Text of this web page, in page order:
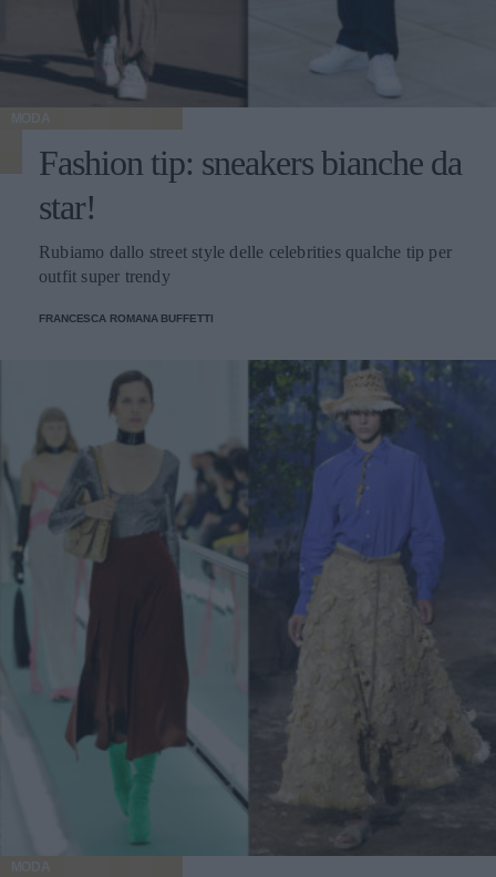
MODA
Fashion tip: sneakers bianche da
star!
Rubiamo dallo street style delle celebrities qualche tip per
outfit super trendy
FRANCESCA ROMANA BUFFETTI
MODA